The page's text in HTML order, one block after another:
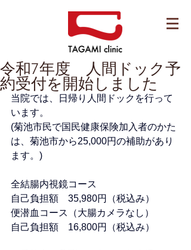
令和7年度 人間ドック予
約受付を開始しました
当院では、日帰り人間ドックを行って
います。
(菊池市民で国民健康保険加入者のかた
は、菊池市から25,000円の補助があり
ます。)
全結腸内視鏡コース
自己負担額　35,980円（税込み）
便潜血コース（大腸カメラなし）
自己負担額　16,800円（税込み）